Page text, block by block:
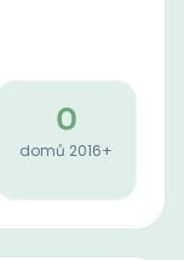
0
domů 2016+